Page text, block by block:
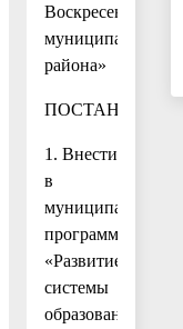
Воскресенского
муниципального
района»
ПОСТАНОВЛЯЮ:
1. Внести
в
муниципальную
программу
«Развитие
системы
образования